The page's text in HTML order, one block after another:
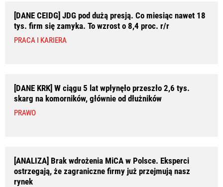
[DANE CEIDG] JDG pod dużą presją. Co miesiąc nawet 18
tys. firm się zamyka. To wzrost o 8,4 proc. r/r
PRACA I KARIERA
[DANE KRK] W ciągu 5 lat wpłynęło przeszło 2,6 tys.
skarg na komorników, głównie od dłużników
PRAWO
[ANALIZA] Brak wdrożenia MiCA w Polsce. Eksperci
ostrzegają, że zagraniczne firmy już przejmują nasz
rynek